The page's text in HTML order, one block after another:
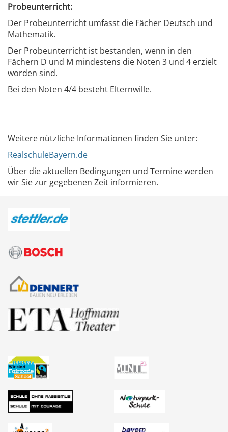
Probeunterricht:
Der Probeunterricht umfasst die Fächer Deutsch und
Mathematik.
Der Probeunterricht ist bestanden, wenn in den
Fächern D und M mindestens die Noten 3 und 4 erzielt
worden sind.
Bei den Noten 4/4 besteht Elternwille.
Weitere nützliche Informationen finden Sie unter:
RealschuleBayern.de
Über die aktuellen Bedingungen und Termine werden
wir Sie zur gegebenen Zeit informieren.